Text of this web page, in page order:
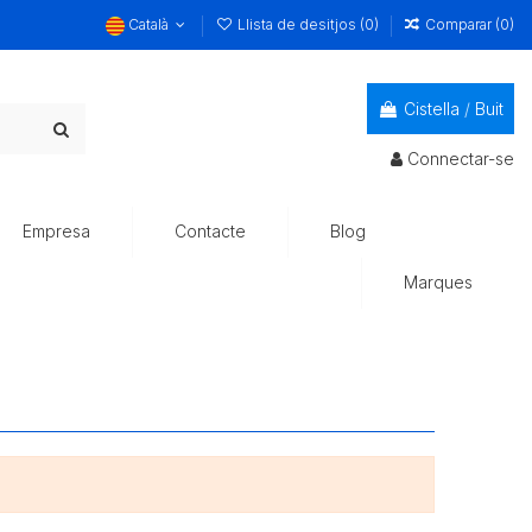
Català Llista de desitjos (0) Comparar (0)
Cistella / Buit
Connectar-se
Empresa Contacte Blog
Marques